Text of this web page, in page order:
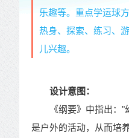
乐趣等。重点学运球
热身、探索、练习、
儿兴趣。
设计意图：
《纲要》中指出："
是户外的活动，从而培